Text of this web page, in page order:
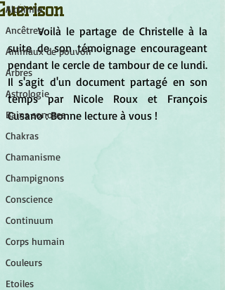
Alchimie
Ancêtres
Animaux de pouvoir
Arbres
Astrologie
Bains sonores
Chakras
Chamanisme
Champignons
Conscience
Continuum
Corps humain
Couleurs
Etoiles
	Voilà le partage de Christelle à la
suite de son témoignage encourageant
pendant le cercle de tambour de ce lundi.
Il s'agit d'un document partagé en son
temps par Nicole Roux et François
Cusano : Bonne lecture à vous !